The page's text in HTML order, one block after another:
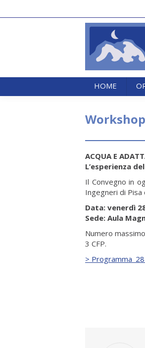
HOME
ACQUA E
L’esperienza
Il Convegno in
Ingegneri di Pisa
Data: venerdì
Sede: Aula
Numero
3 CFP.
>